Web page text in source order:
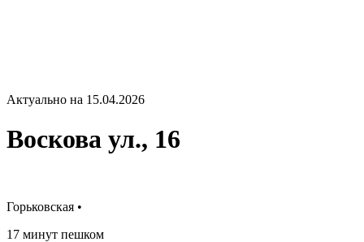
Актуально на 15.04.2026
Воскова ул., 16
Горьковская •
17 минут пешком